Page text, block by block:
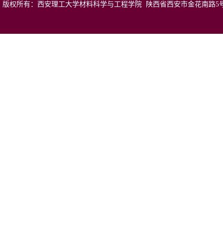
版权所有：西安理工大学材料科学与工程学院 陕西省西安市金花南路5